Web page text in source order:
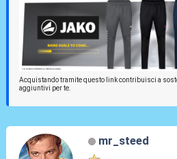
Acquistando tramite questo link contribuisci a
aggiuntivi per te.
mr_steed